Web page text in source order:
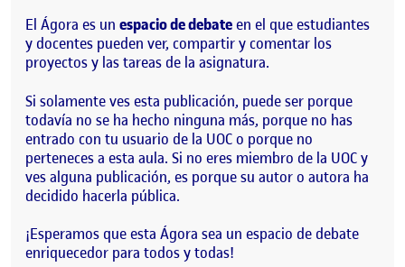
El Ágora es un espacio de debateen el que estudiantes
y docentes pueden ver, compartir y comentar los
proyectos y las tareas de la asignatura.
Si solamente ves esta publicación, puede ser porque
todavía no se ha hecho ninguna más, porque no has
entrado con tu usuario de la UOC o porque no
perteneces a esta aula. Si no eres miembro de la UOC y
ves alguna publicación, es porque su autor o autora ha
decidido hacerla pública.
¡Esperamos que esta Ágora sea un espacio de debate
enriquecedor para todos y todas!